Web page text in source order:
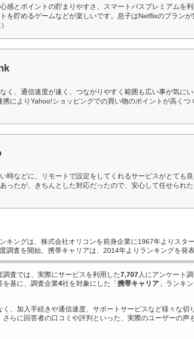
感とポイントの貯まりやすさ、スマートパスプレミアムを
を貯めるゲームなどが楽しいです。息子はNetflixのプランが
く、通信速度が速く、つながりやすく範囲も広い事が気に
携によりYahoo!ショッピングでの買い物のポイントが高くつ
時などに、リモートで設定をしてくれるサービスがとても
ったが、きちんとした対応だったので、安心して任せられ
キングは、株式会社オリコンを前身企業に1967年よりスタ
調査を開始。携帯キャリアは、2014年よりランキングを発表
調査では、実際にサービスを利用した7,707人にアンケート調
を基に、調査企業4社を対象にした「携帯キャリア 」ランキ
く、加入手続きや通信速度、サポートサービスなど様々な切
さらに回答者の口コミや評判といった、実際のユーザーの声